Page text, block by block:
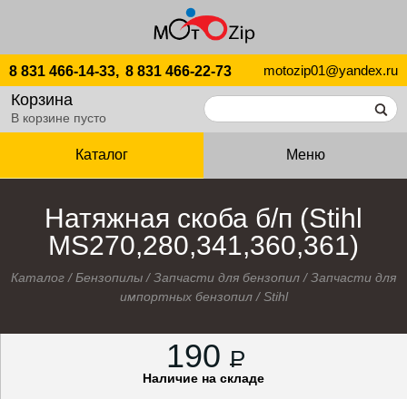
8 831 466-14-33, 8 831 466-22-73 motozip01@yandex.ru
Корзина
В корзине пусто
Каталог Меню
Натяжная скоба б/п (Stihl
MS270,280,341,360,361)
Каталог /Бензопилы /Запчасти для бензопил /Запчасти для
импортных бензопил/Stihl
190 P
Наличие на складе